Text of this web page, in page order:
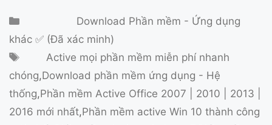
Danh mụcDownload Phần mềm - Ứng dụng
khác ✅ (Đã xác minh)
ThẻActive mọi phần mềm miễn phí nhanh
chóng,Download phần mềm ứng dụng - Hệ
thống,Phần mềm Active Office 2007 | 2010 | 2013 |
2016 mới nhất,Phần mềm active Win 10 thành công